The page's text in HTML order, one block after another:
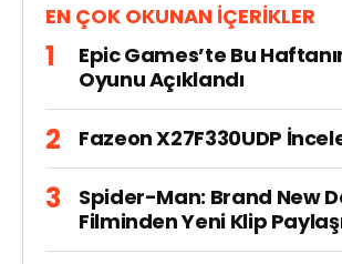
EN ÇOK OKUNAN İÇERİKLER
Epic Games’te Bu
Oyunu Açıklandı
Fazeon X27F330UDP
Spider-Man: Brand New
Filminden Yeni Klip